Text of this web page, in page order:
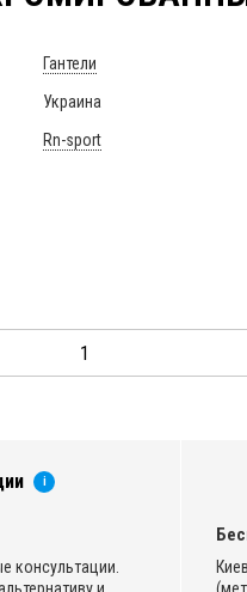
Гантели
Украина
Rn-sport
i
консультации.